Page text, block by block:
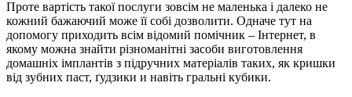
Проте вартість такої послуги зовсім не маленька і далеко не
кожний бажаючий може її собі дозволити. Одначе тут на
допомогу приходить всім відомий помічник – Інтернет, в
якому можна знайти різноманітні засоби виготовлення
домашніх імплантів з підручних матеріалів таких, як кришки
від зубних паст, ґудзики и навіть гральні кубики.